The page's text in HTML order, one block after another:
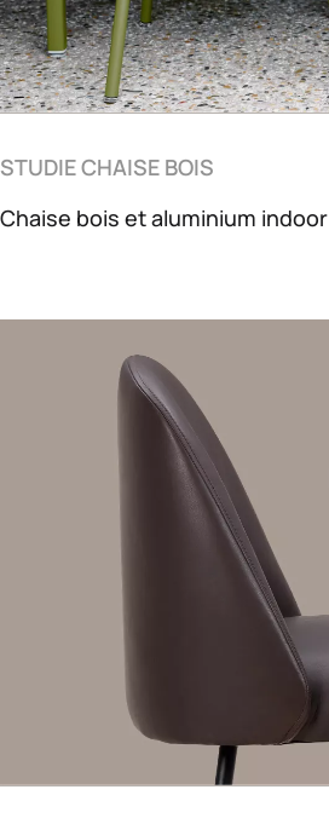
STUDIE CHAISE BOIS
Chaise bois et aluminium indoor